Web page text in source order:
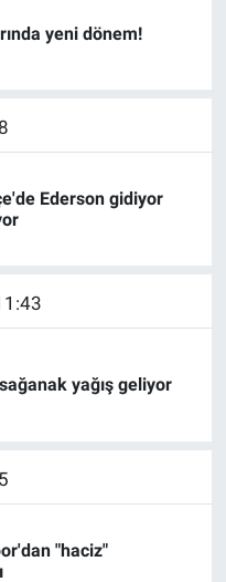
yeni dönem!
Ederson gidiyor
yağış geliyor
"haciz"